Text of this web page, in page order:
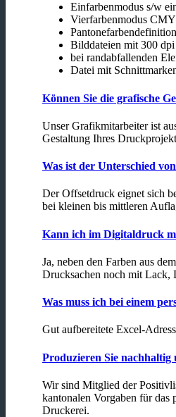
Einfarbenmodus s/w
Vierfarbenmodus
Bilddateien mit 300
bei randabfallenden
Datei mit
Können Sie die grafische
Unser Grafikmitarbeiter ist
Gestaltung Ihres
Was ist der Unterschied
Der Offsetdruck eignet sich
bei kleinen bis mittleren
Kann ich im Digitaldruck
Ja, neben den Farben aus
Drucksachen noch mit Lack,
Was muss ich bei einem
Gut aufbereitete Excel-
Produzieren Sie
Wir sind Mitglied der
kantonalen Vorgaben für
Druckerei.